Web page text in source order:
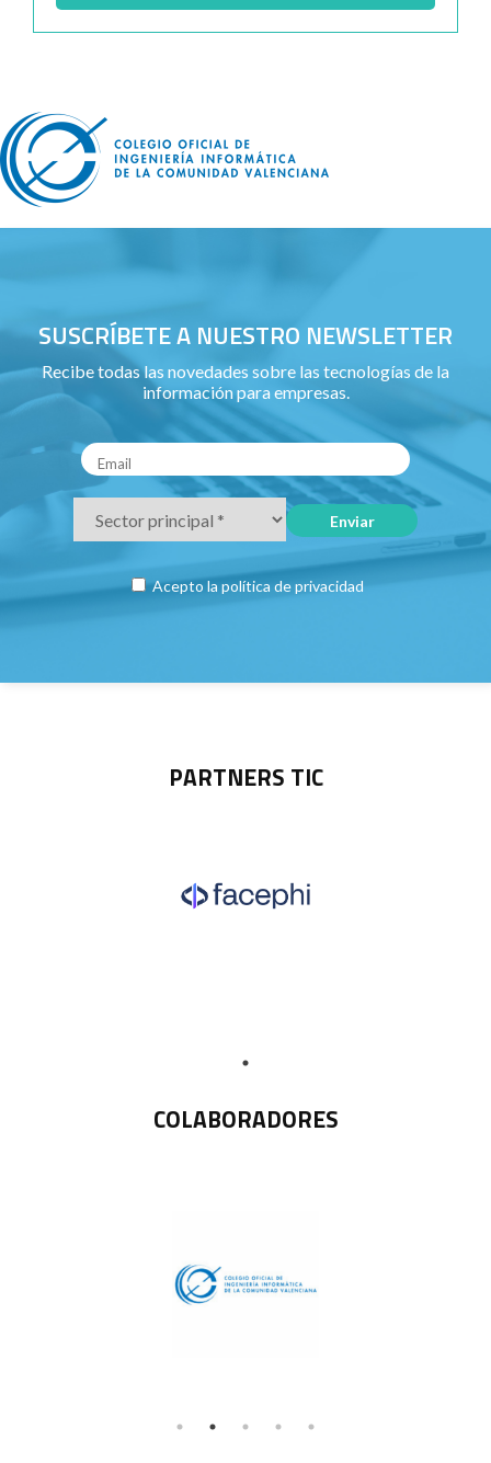
SUSCRÍBETE A NUESTRO NEWSLETTER
Recibe todas las novedades sobre las tecnologías de la
información para empresas.
Acepto la política de privacidad
PARTNERS TIC
COLABORADORES